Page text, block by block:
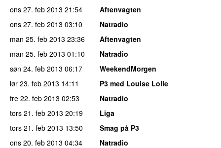
ons 27. feb 2013 21:54
Aftenvagten
ons 27. feb 2013 03:10
Natradio
man 25. feb 2013 23:36
Aftenvagten
man 25. feb 2013 01:10
Natradio
søn 24. feb 2013 06:17
WeekendMorgen
lør 23. feb 2013 14:11
P3 med Louise Lolle
fre 22. feb 2013 02:53
Natradio
tors 21. feb 2013 20:19
Liga
tors 21. feb 2013 13:50
Smag på P3
ons 20. feb 2013 04:34
Natradio